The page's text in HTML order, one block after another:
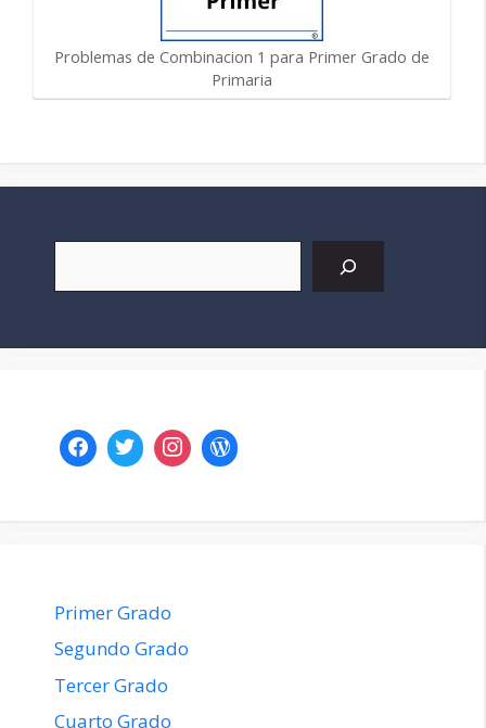
Problemas de Combinacion 1 para Primer Grado de
Primaria
Primer Grado
Segundo Grado
Tercer Grado
Cuarto Grado